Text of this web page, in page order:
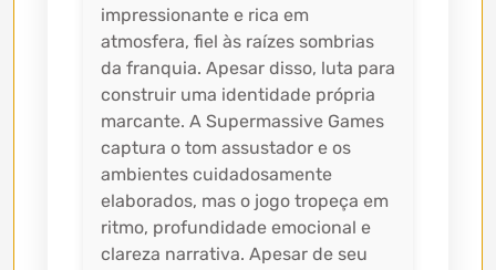
impressionante e rica em
atmosfera, fiel às raízes sombrias
da franquia. Apesar disso, luta para
construir uma identidade própria
marcante. A Supermassive Games
captura o tom assustador e os
ambientes cuidadosamente
elaborados, mas o jogo tropeça em
ritmo, profundidade emocional e
clareza narrativa. Apesar de seu